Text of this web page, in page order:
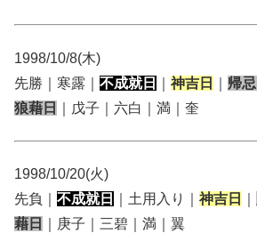
1998/10/8(木)
先勝｜寒露｜ 不成就日 神吉日 帰忌
狼藉日
｜戊子｜六白｜満｜奎
1998/10/20(火)
先負｜ 不成就日 ｜土用入り｜ 神吉日
藉日
｜庚子｜三碧｜満｜翼